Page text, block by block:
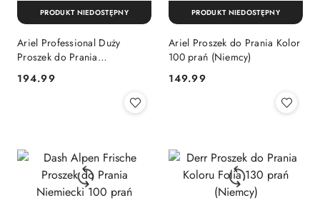
Ariel Professional Duży
Proszek do Prania
(Niemcy)
Cena:
194.99
PRODUKT NIEDOSTĘPNY
Ariel Proszek do Prania Kolor
100 prań (Niemcy)
Cena:
149.99
PRODUKT NIEDOSTĘPNY